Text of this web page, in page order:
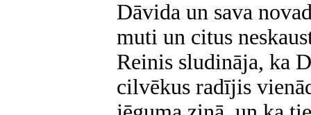
Dāvida un sava
muti un citus
Reinis sludināja, ka
cilvēkus radījis